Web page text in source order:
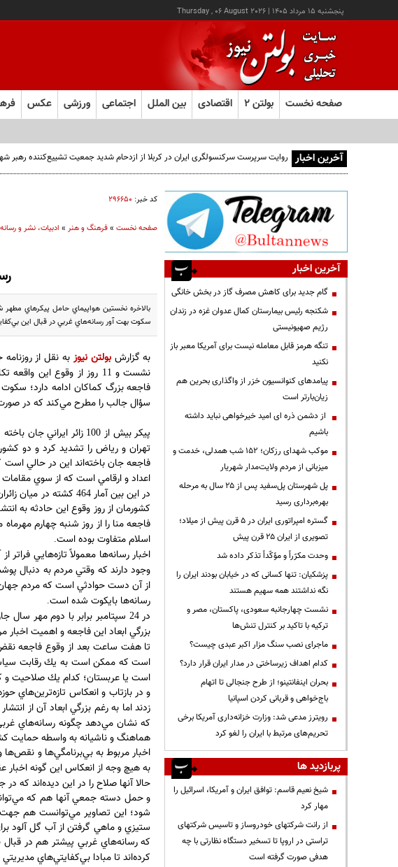
پنجشنبه ۱۵ مرداد ۱۴۰۵ |
Thursday , 06 August 2026
صفحه نخست بولتن ۲ اقتصادی بین الملل اجتماعی ورزشی عکس
آخرین اخبار روایت سرپرست سرکنسولگری ایران در کربلا از ازدحام شدید جمعیت تشییع‌کننده رهبر
کد خبر: ۲۹۶۶۵۰
صفحه نخست»فرهنگ و هنر» ادبیات، نشر و رسانه
سكوت بهت آور رسانه‌هاي غربي در قبال اين
به گزارشبولتن نیوز به نقل از
نشست و 11 روز از وقوع اين
فاجعه بزرگ كماكان ادامه دارد؛
سؤال جالب را مطرح مي‌كند كه در
پيكر بيش از 100 زائر ايراني جان
تهران و رياض را تشديد كرد و دو
فاجعه جان باخته‌اند اين در حالي است
اعداد و ارقامي است كه از سوي
در اين بين آمار464 كشته در ميان
كشورمان از روز وقوع اين حادثه به
فاجعه منا را از روز شنبه چهارم
اسلام متفاوت بوده است.
اخبار رسانه‌ها معمولاً تازه‌هايي
وجود دارند كه وقتي مردم به دنبال
از آن دست حوادثي است كه مردم جهان
رسانه‌ها بايكوت شده است.
در24 سپتامبر برابر با دوم مهر سال
بزرگي ابعاد اين فاجعه و اهميت
تا هفت ساعت بعد از وقوع فاجعه
است كه ممكن است به يك رقابت
است يا عربستان؛ كدام يك صلاحيت و
و در بازتاب و انعكاس تازه‌ترين‌هاي
زدند اما به رغم بزرگي ابعاد آن از
كه نشان مي‌دهد چگونه رسانه‌هاي
هماهنگ و ناشيانه به واسطه حمايت
اخبار مربوط به بي‌برنامگي‌ها و
به هيچ وجه از انعكاس اين گونه اخبار
حالا آنها صلاح را در اين ديده‌اند كه
و حمل دسته جمعي آنها هم كه
شود؛ اين تصاوير مي‌توانست هم جهت
ستيزي و ماهي گرفتن از آب گل آلود
كه رسانه‌هاي غربي پيشتر هم در
كرده‌اند تا مبادا بي‌كفايتي‌هاي
آخرین اخبار
گام جدید برای کاهش مصرف گاز در بخش خانگی
شکنجه رئیس بیمارستان کمال عدوان غزه در زندان
رژیم صهیونیستی
تنگه هرمز قابل معامله نیست برای آمریکا معبر باز
نکنید
پیامدهای کنوانسیون خزر از واگذاری بحرین هم
زیان‌بارتر است
از دشمن ذره ای امید خیرخواهی نباید داشته
باشیم
موکب شهدای رزکان؛ ۱۵۲ شب همدلی، خدمت و
میزبانی از مردم ولایت‌مدار شهریار
پل شهرستان پل‌سفید پس از ۲۵ سال به مرحله
بهره‌برداری رسید
گستره امپراتوری ایران در ۵ قرن پیش از میلاد؛
تصویری از ایران ۲۵ قرن پیش
وحدت مکرّراً و مؤکّداً تذکر داده شد
پزشکیان: تنها کسانی که در خیابان بودند ایران را
نگه نداشتند همه سهیم هستند
نشست چهارجانبه سعودی، پاکستان، مصر و
ترکیه با تاکید بر کنترل تنش‌ها
ماجرای نصب سنگ مزار اکبر عبدی چیست؟
کدام اهداف زیرساختی در مدار ایران قرار دارد؟
بحران اینفانتینو؛ از طرح جنجالی تا اتهام
باج‌خواهی و قربانی کردن اسپانیا
رویترز مدعی شد: وزارت خزانه‌داری آمریکا برخی
تحریم‌های مرتبط با ایران را لغو کرد
پربازدید ها
شیخ نعیم قاسم: توافق ایران و آمریکا، اسرائیل را
مهار کرد
از رانت‌ شرکتهای خودروساز و تاسیس شرکتهای
تراستی در اروپا تا تسخیر دستگاه نظارتی با چه
هدفی صورت گرفته است